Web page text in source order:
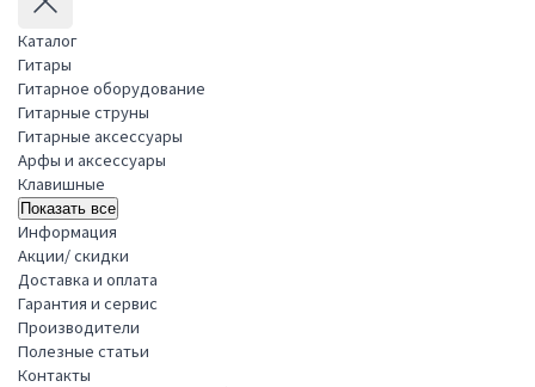
Каталог
Гитары
Гитарное оборудование
Гитарные струны
Гитарные аксессуары
Арфы и аксессуары
Клавишные
Показать все
Информация
Акции/ скидки
Доставка и оплата
Гарантия и сервис
Производители
Полезные статьи
Контакты